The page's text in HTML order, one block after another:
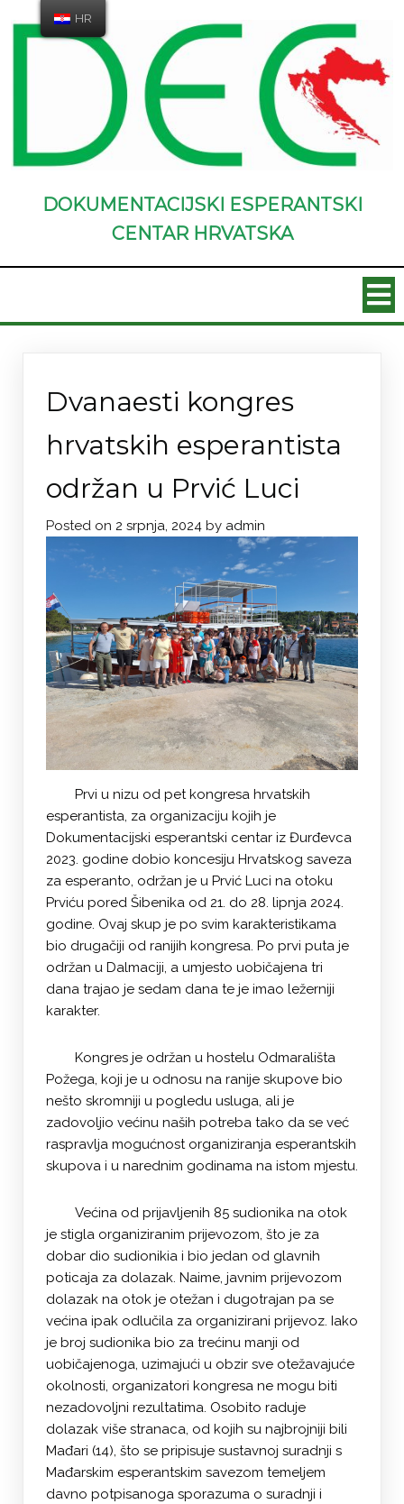
DOKUMENTACIJSKI ESPERANTSKI
CENTAR HRVATSKA
Dvanaesti kongres
hrvatskih esperantista
održan u Prvić Luci
Posted on 2 srpnja, 2024 by admin
Prvi u nizu od pet kongresa hrvatskih
esperantista, za organizaciju kojih je
Dokumentacijski esperantski centar iz Đurđevca
2023. godine dobio koncesiju Hrvatskog saveza
za esperanto, održan je u Prvić Luci na otoku
Prviću pored Šibenika od 21. do 28. lipnja 2024.
godine. Ovaj skup je po svim karakteristikama
bio drugačiji od ranijih kongresa. Po prvi puta je
održan u Dalmaciji, a umjesto uobičajena tri
dana trajao je sedam dana te je imao ležerniji
karakter.
Kongres je održan u hostelu Odmarališta
Požega, koji je u odnosu na ranije skupove bio
nešto skromniji u pogledu usluga, ali je
zadovoljio većinu naših potreba tako da se već
raspravlja mogućnost organiziranja esperantskih
skupova i u narednim godinama na istom mjestu.
Većina od prijavljenih 85 sudionika na otok
je stigla organiziranim prijevozom, što je za
dobar dio sudionikia i bio jedan od glavnih
poticaja za dolazak. Naime, javnim prijevozom
dolazak na otok je otežan i dugotrajan pa se
većina ipak odlučila za organizirani prijevoz. Iako
je broj sudionika bio za trećinu manji od
uobičajenoga, uzimajući u obzir sve otežavajuće
okolnosti, organizatori kongresa ne mogu biti
nezadovoljni rezultatima. Osobito raduje
dolazak više stranaca, od kojih su najbrojniji bili
Mađari (14), što se pripisuje sustavnoj suradnji s
Mađarskim esperantskim savezom temeljem
davno potpisanoga sporazuma o suradnji i
HR